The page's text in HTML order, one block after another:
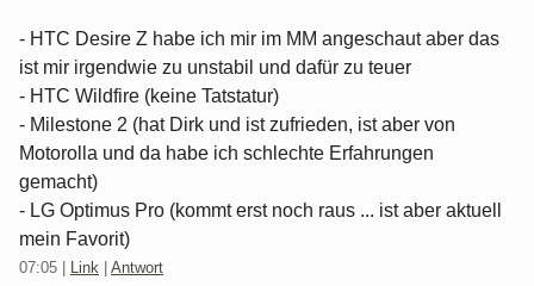
- HTC Desire Z habe ich mir im MM angeschaut aber das
ist mir irgendwie zu unstabil und dafür zu teuer
- HTC Wildfire (keine Tatstatur)
- Milestone 2 (hat Dirk und ist zufrieden, ist aber von
Motorolla und da habe ich schlechte Erfahrungen
gemacht)
- LG Optimus Pro (kommt erst noch raus ... ist aber aktuell
mein Favorit)
07:05 Link Antwort